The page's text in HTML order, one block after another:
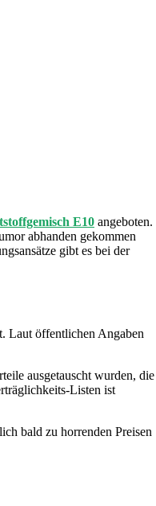
E10 angeboten.
abhanden gekommen
gibt es bei der
Laut öffentlichen Angaben
ausgetauscht wurden, die
Listen ist
bald zu horrenden Preisen